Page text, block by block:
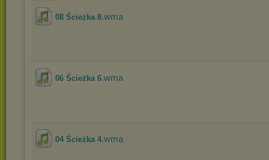
08 Ścieżka 8.wma
06 Ścieżka 6.wma
04 Ścieżka 4.wma